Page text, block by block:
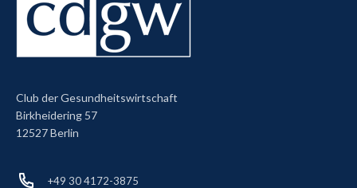
Club der Gesundheitswirtschaft
Birkheidering 57
12527 Berlin
+49 30 4172-3875